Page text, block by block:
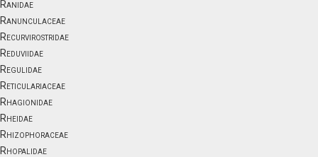
Ranidae
Ranunculaceae
Recurvirostridae
Reduviidae
Regulidae
Reticulariaceae
Rhagionidae
Rheidae
Rhizophoraceae
Rhopalidae